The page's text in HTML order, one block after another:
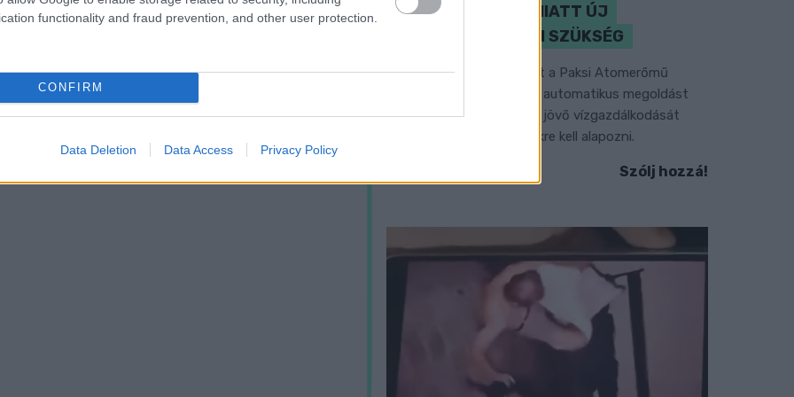
functionality and fraud prevention, and other user protection.
CONFIRM
Data Deletion Data Access Privacy Policy
KLÍMAVÁLTOZÁS MIATT ÚJ
SZEMLÉLETRE VAN SZÜKSÉG
A BME vízmérnöke szerint a Paksi Atomerőmű
helyzetére sem jelentene automatikus megoldást
egy új dunai vízlépcső - a jövő vízgazdálkodását
pedig már a klímamodellekre kell alapozni.
Szólj hozzá!